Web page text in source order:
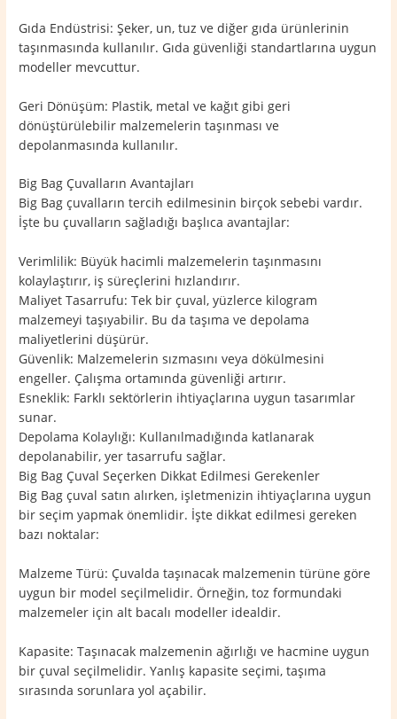
Gıda Endüstrisi: Şeker, un, tuz ve diğer gıda ürünlerinin
taşınmasında kullanılır. Gıda güvenliği standartlarına uygun
modeller mevcuttur.
Geri Dönüşüm: Plastik, metal ve kağıt gibi geri
dönüştürülebilir malzemelerin taşınması ve
depolanmasında kullanılır.
Big Bag Çuvalların Avantajları
Big Bag çuvalların tercih edilmesinin birçok sebebi vardır.
İşte bu çuvalların sağladığı başlıca avantajlar:
Verimlilik: Büyük hacimli malzemelerin taşınmasını
kolaylaştırır, iş süreçlerini hızlandırır.
Maliyet Tasarrufu: Tek bir çuval, yüzlerce kilogram
malzemeyi taşıyabilir. Bu da taşıma ve depolama
maliyetlerini düşürür.
Güvenlik: Malzemelerin sızmasını veya dökülmesini
engeller. Çalışma ortamında güvenliği artırır.
Esneklik: Farklı sektörlerin ihtiyaçlarına uygun tasarımlar
sunar.
Depolama Kolaylığı: Kullanılmadığında katlanarak
depolanabilir, yer tasarrufu sağlar.
Big Bag Çuval Seçerken Dikkat Edilmesi Gerekenler
Big Bag çuval satın alırken, işletmenizin ihtiyaçlarına uygun
bir seçim yapmak önemlidir. İşte dikkat edilmesi gereken
bazı noktalar:
Malzeme Türü: Çuvalda taşınacak malzemenin türüne göre
uygun bir model seçilmelidir. Örneğin, toz formundaki
malzemeler için alt bacalı modeller idealdir.
Kapasite: Taşınacak malzemenin ağırlığı ve hacmine uygun
bir çuval seçilmelidir. Yanlış kapasite seçimi, taşıma
sırasında sorunlara yol açabilir.